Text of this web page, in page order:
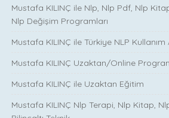
Mustafa KILINÇ ile Nlp, Nlp Pdf, Nlp
Nlp Değişim Programları
Mustafa KILINÇ ile Türkiye NLP Kullanım
Mustafa KILINÇ Uzaktan/Online
Mustafa KILINÇ ile Uzaktan Eğitim
Mustafa KILINÇ Nlp Terapi, Nlp Kitap,